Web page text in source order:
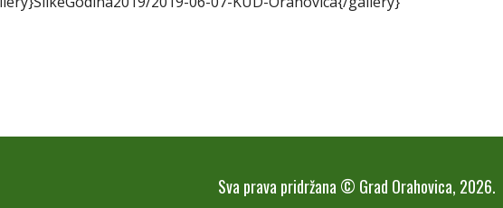
Sva prava pridržana © Grad Orahovica, 2026.